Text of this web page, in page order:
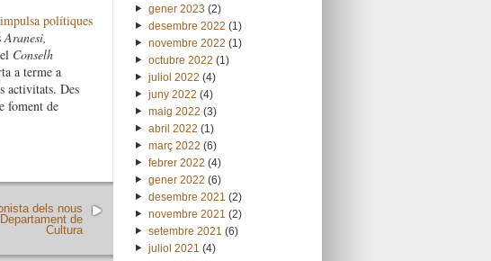
impulsa polítiques
Aranesi,
Conselh
a terme a
activitats. Des
foment de
dels nous
de
Cultura
gener 2023 (2)
desembre 2022 (1)
novembre 2022 (1)
octubre 2022 (1)
juliol 2022 (4)
juny 2022 (4)
maig 2022 (3)
abril 2022 (1)
març 2022 (6)
febrer 2022 (4)
gener 2022 (6)
desembre 2021 (2)
novembre 2021 (2)
setembre 2021 (6)
juliol 2021 (4)